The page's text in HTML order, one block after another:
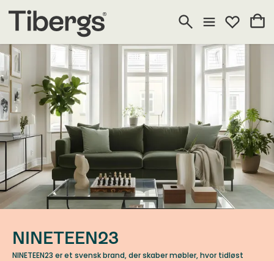
NINETEEN23
NINETEEN23 er et svensk brand, der skaber møbler, hvor tidløst